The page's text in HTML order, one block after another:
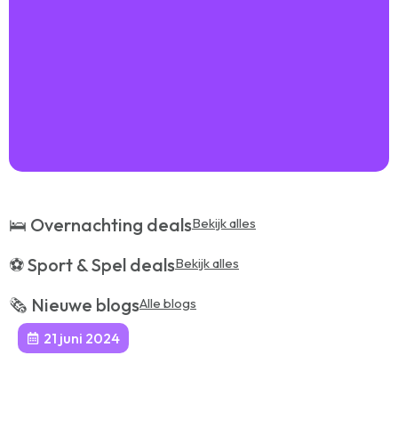
🛌 Overnachting dealsBekijk alles
⚽️ Sport & Spel dealsBekijk alles
🗞️ Nieuwe blogsAlle blogs
21 juni 2024